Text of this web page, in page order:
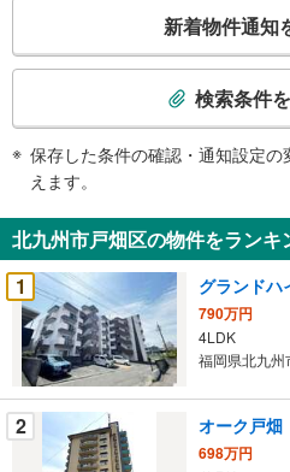
検
知
を
受
け
取
る
・
条
件
新着物件通知
検索条件
保存した条件の確認・通知設定の
えます。
北九州市戸畑区の物件をランキ
1
グランドハ
790万円
4LDK
福岡県北九州
2 オーク戸畑
698万円